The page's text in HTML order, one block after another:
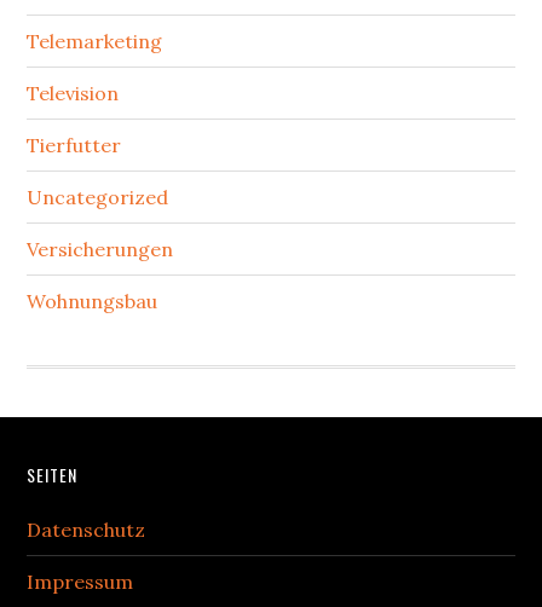
Telemarketing
Television
Tierfutter
Uncategorized
Versicherungen
Wohnungsbau
Footer
SEITEN
Datenschutz
Impressum